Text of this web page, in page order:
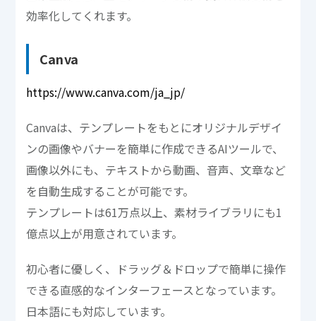
効率化してくれます。
Canva
https://www.canva.com/ja_jp/
Canvaは、テンプレートをもとにオリジナルデザイ
ンの画像やバナーを簡単に作成できるAIツールで、
画像以外にも、テキストから動画、音声、文章など
を自動生成することが可能です。
テンプレートは61万点以上、素材ライブラリにも1
億点以上が用意されています。
初心者に優しく、ドラッグ＆ドロップで簡単に操作
できる直感的なインターフェースとなっています。
日本語にも対応しています。